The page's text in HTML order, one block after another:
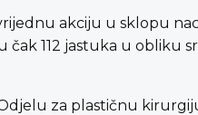
akciju u sklopu
112 jastuka u obliku
za plastičnu